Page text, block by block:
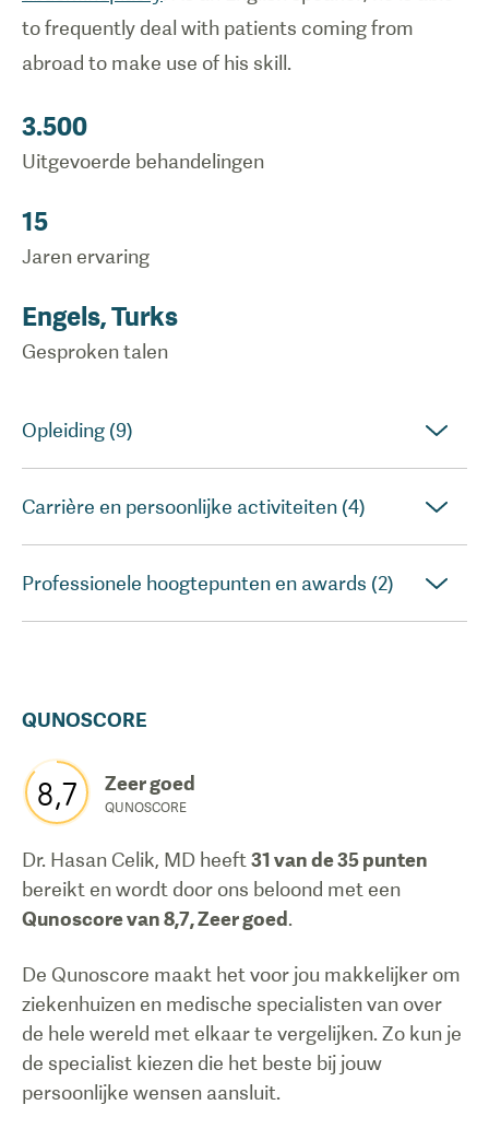
to frequently deal with patients coming from
abroad to make use of his skill.
3.500
Uitgevoerde behandelingen
15
Jaren ervaring
Engels, Turks
Gesproken talen
Opleiding (9)
Carrière en persoonlijke activiteiten (4)
Professionele hoogtepunten en awards (2)
QUNOSCORE
8,7 Zeer goed
QUNOSCORE
Dr. Hasan Celik, MD heeft 31van de 35 punten
bereikt en wordt door ons beloond met een
Qunoscore van8,7,Zeer goed .
De Qunoscore maakt het voor jou makkelijker om
ziekenhuizen en medische specialisten van over
de hele wereld met elkaar te vergelijken. Zo kun je
de specialist kiezen die het beste bij jouw
persoonlijke wensen aansluit.